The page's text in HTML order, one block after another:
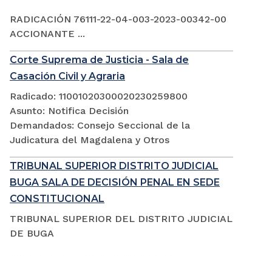
RADICACIÓN 76111-22-04-003-2023-00342-00
ACCIONANTE ...
Corte Suprema de Justicia - Sala de
Casación Civil y Agraria
Radicado: 11001020300020230259800
Asunto: Notifica Decisión
Demandados: Consejo Seccional de la
Judicatura del Magdalena y Otros
TRIBUNAL SUPERIOR DISTRITO JUDICIAL
BUGA SALA DE DECISIÓN PENAL EN SEDE
CONSTITUCIONAL
TRIBUNAL SUPERIOR DEL DISTRITO JUDICIAL
DE BUGA